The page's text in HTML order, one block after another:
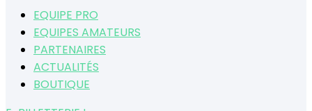
EQUIPE PRO
EQUIPES AMATEURS
PARTENAIRES
ACTUALITÉS
BOUTIQUE